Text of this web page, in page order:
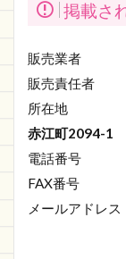
掲載さ
販売業者
販売責任者
所在地
赤江町2094-1
電話番号
FAX番号
メールアドレス